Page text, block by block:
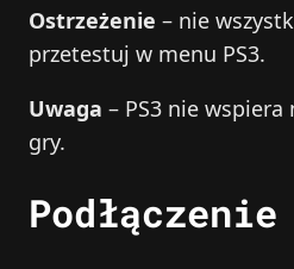
Ostrzeżenie – nie
przetestuj w menu PS3.
Uwaga – PS3 nie wspiera
gry.